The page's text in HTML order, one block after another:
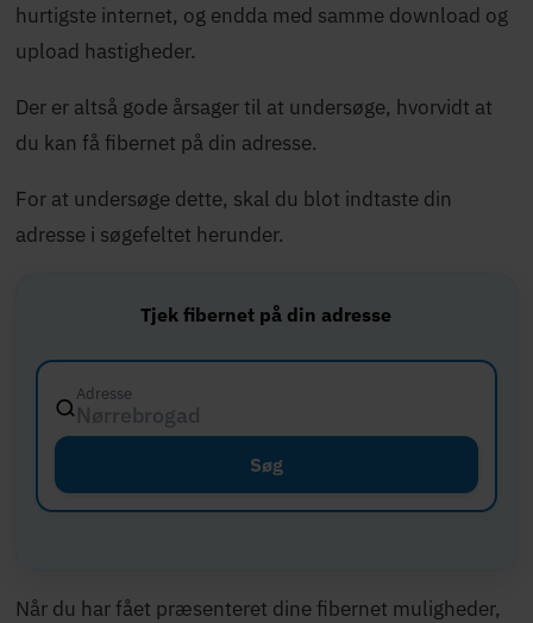
hurtigste internet, og endda med samme download og
upload hastigheder.
Der er altså gode årsager til at undersøge, hvorvidt at
du kan få fibernet på din adresse.
For at undersøge dette, skal du blot indtaste din
adresse i søgefeltet herunder.
Tjek fibernet på din adresse
Adresse
Store
Søg
Når du har fået præsenteret dine fibernet muligheder,